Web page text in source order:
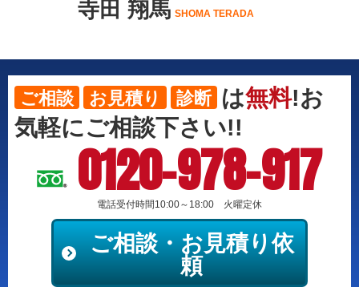
寺田 翔馬 SHOMA TERADA
ご相談 お見積り 診断 は無料!お
気軽にご相談下さい!!
0120-978-917
電話受付時間10:00～18:00 火曜定休
ご相談・お見積り依
頼